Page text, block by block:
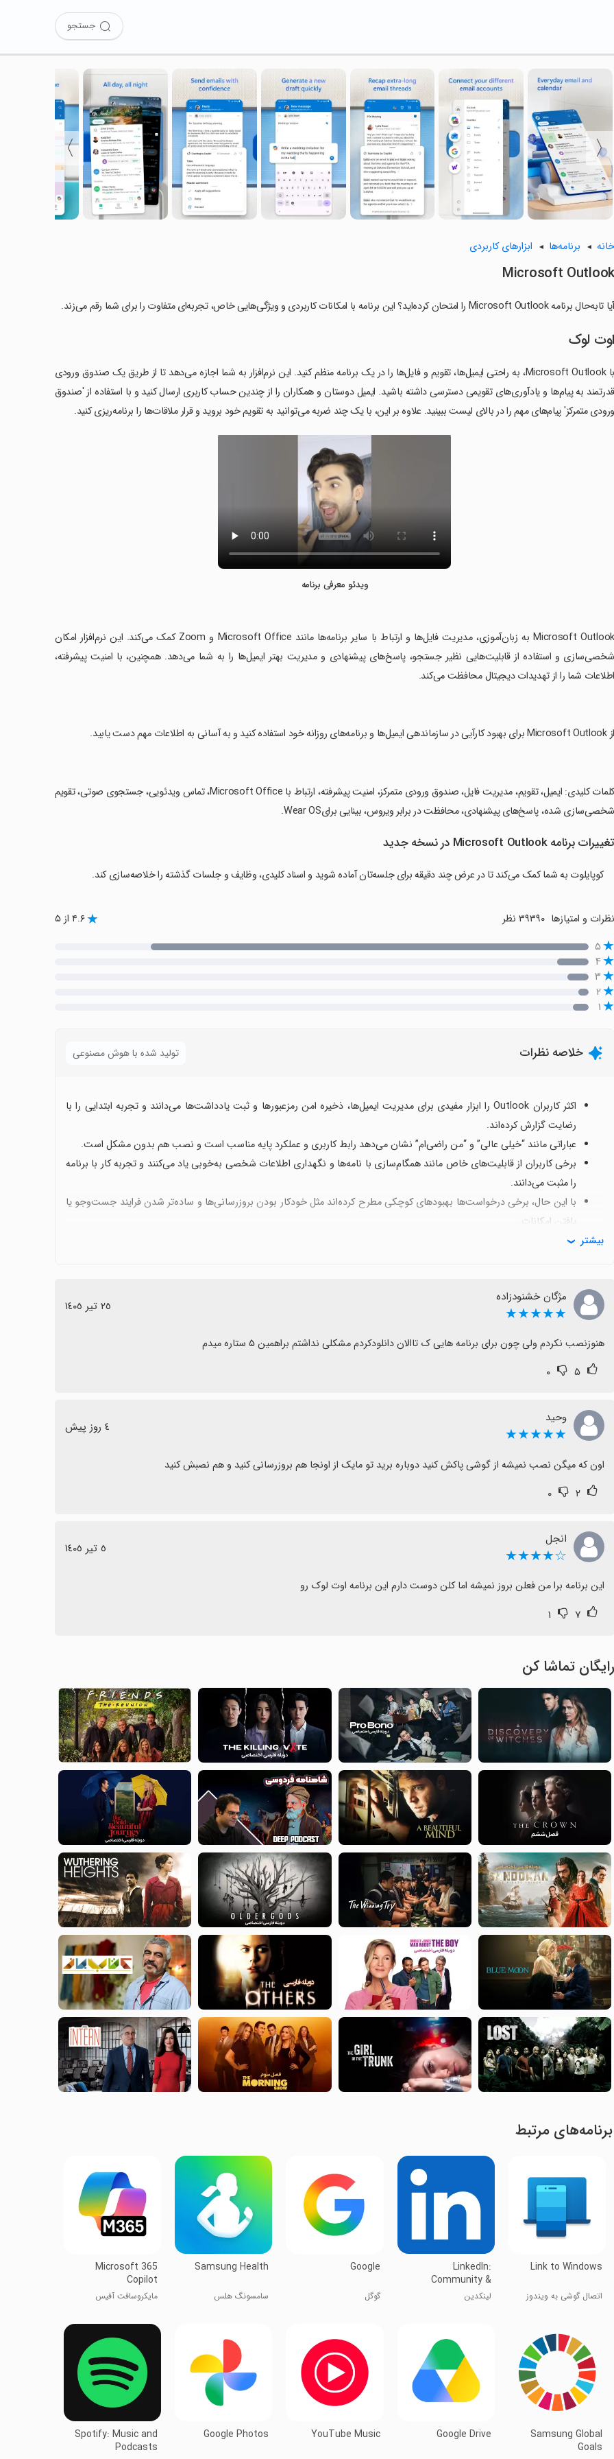
جستجو
〈
〉
خانه برنامه‌ها ابزارهای کاربردی
Microsoft Outlook
آیا تابه‌حال برنامه Microsoft Outlook را امتحان کرده‌اید؟ این برنامه با امکانات کاربردی و ویژگی‌هایی خاص، تجربه‌ای متفاوت را برای شما رقم می‌زند.
اوت لوک
با Microsoft Outlook، به راحتی ایمیل‌ها، تقویم و فایل‌ها را در یک برنامه منظم کنید. این نرم‌افزار به شما اجازه می‌دهد تا از طریق یک صندوق ورودی
قدرتمند به پیام‌ها و یادآوری‌های تقویمی دسترسی داشته باشید. ایمیل دوستان و همکاران را از چندین حساب کاربری ارسال کنید و با استفاده از 'صندوق
ورودی متمرکز' پیام‌های مهم را در بالای لیست ببینید. علاوه بر این، با یک چند ضربه می‌توانید به تقویم خود بروید و قرار ملاقات‌ها را برنامه‌ریزی کنید.
ویدئو معرفی برنامه
‏Microsoft Outlook به زبان‌آموزی، مدیریت فایل‌ها و ارتباط با سایر برنامه‌ها مانند Microsoft Office و Zoom کمک می‌کند. این نرم‌افزار امکان
شخصی‌سازی و استفاده از قابلیت‌هایی نظیر جستجو، پاسخ‌های پیشنهادی و مدیریت بهتر ایمیل‌ها را به شما می‌دهد. همچنین، با امنیت پیشرفته،
اطلاعات شما را از تهدیدات دیجیتال محافظت می‌کند.
‏از Microsoft Outlook برای بهبود کارآیی در سازماندهی ایمیل‌ها و برنامه‌های روزانه خود استفاده کنید و به آسانی به اطلاعات مهم دست یابید.
‏کلمات کلیدی: ایمیل، تقویم، مدیریت فایل، صندوق ورودی متمرکز، امنیت پیشرفته، ارتباط با Microsoft Office، تماس ویدئویی، جستجوی صوتی، تقویم
شخصی‌سازی شده، پاسخ‌های پیشنهادی، محافظت در برابر ویروس، بینایی برایWear OS.
تغییرات برنامه Microsoft Outlook در نسخه جدید
کوپایلوت به شما کمک می‌کند تا در عرض چند دقیقه برای جلسه‌تان آماده شوید و اسناد کلیدی، وظایف و جلسات گذشته را خلاصه‌سازی کند.
نظرات و امتیازها ۳۹۳۹۰ نظر ۴.۶ از ۵
۵
۴
۳
۲
۱
خلاصه نظرات تولید شده با هوش مصنوعی
اکثر کاربران Outlook را ابزار مفیدی برای مدیریت ایمیل‌ها، ذخیره امن رمزعبورها و ثبت یادداشت‌ها می‌دانند و تجربه ابتدایی را با
رضایت گزارش کرده‌اند.
عباراتی مانند “خیلی عالی” و “من راضی‌ام” نشان می‌دهد رابط کاربری و عملکرد پایه مناسب است و نصب هم بدون مشکل است.
برخی کاربران از قابلیت‌های خاص مانند همگام‌سازی با نامه‌ها و نگهداری اطلاعات شخصی به‌خوبی یاد می‌کنند و تجربه کار با برنامه
را مثبت می‌دانند.
با این حال، برخی درخواست‌ها بهبودهای کوچکی مطرح کرده‌اند مثل خودکار بودن بروزرسانی‌ها و ساده‌تر شدن فرایند جست‌وجو یا
یافتن امکانات.
چند نظر منفی هم وجود دارد که نشان می‌دهد گاهی مشکلاتی رخ می‌دهد و این بازخوردها فرصت‌هایی برای بهبود هستند. بیشتر
مژگان خشنودزاده
★★★★★ ٢٥ تیر ١٤٠٥
هنوزنصب نکردم‌ ولی چون برای برنامه هایی ک تاالان دانلودکردم مشکلی نداشتم براهمین ۵ ستاره میدم
۵ ۰
وحید
★★★★★ ٤ روز پیش
اون که میگن نصب نمیشه از گوشی پاکش کنید دوباره برید تو مایک از اونجا هم بروزرسانی کنید و هم نصبش کنید
۲ ۰
انجل
☆★★★★ ٥ تیر ١٤٠٥
این برنامه برا من فعلن بروز نمیشه اما کلن دوست دارم این برنامه اوت لوک رو
۷ ۱
رایگان تماشا کن
برنامه‌های مرتبط
Link to Windows
اتصال گوشی به ویندوز
LinkedIn:
Community &
Network
لینکد‌ین
Google
گوگل
Samsung Health
سامسونگ هلس
Microsoft 365
Copilot
مایکروسافت آفیس
Samsung Global
Goals
Google Drive
YouTube Music
Google Photos
Spotify: Music and
Podcasts